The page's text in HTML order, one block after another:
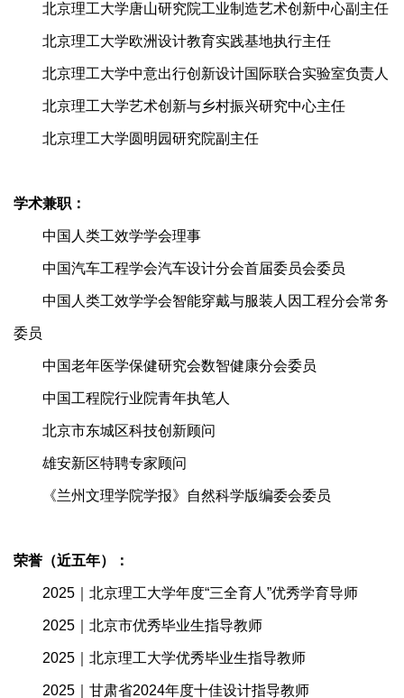
北京理工大学唐山研究院工业制造艺术创新中心副主任
北京理工大学欧洲设计教育实践基地执行主任
北京理工大学中意出行创新设计国际联合实验室负责人
北京理工大学艺术创新与乡村振兴研究中心主任
北京理工大学圆明园研究院副主任
学术兼职：
中国人类工效学学会理事
中国汽车工程学会汽车设计分会首届委员会委员
中国人类工效学学会智能穿戴与服装人因工程分会常务
委员
中国老年医学保健研究会数智健康分会委员
中国工程院行业院青年执笔人
北京市东城区科技创新顾问
雄安新区特聘专家顾问
《兰州文理学院学报》自然科学版编委会委员
荣誉（近五年）：
2025｜北京理工大学年度“三全育人”优秀学育导师
2025｜北京市优秀毕业生指导教师
2025｜北京理工大学优秀毕业生指导教师
2025｜甘肃省2024年度十佳设计指导教师